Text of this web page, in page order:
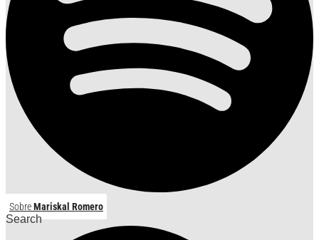
SobreMariskal Romero
Search